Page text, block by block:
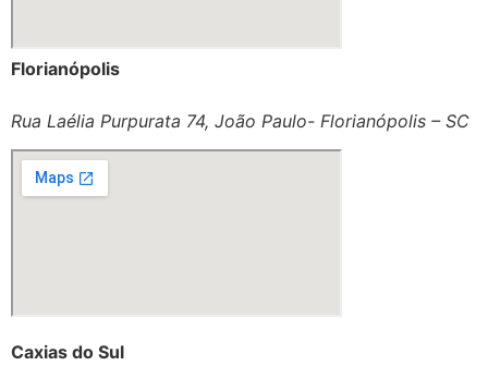
Florianópolis
Rua Laélia Purpurata 74, João Paulo- Florianópolis – SC
Caxias do Sul